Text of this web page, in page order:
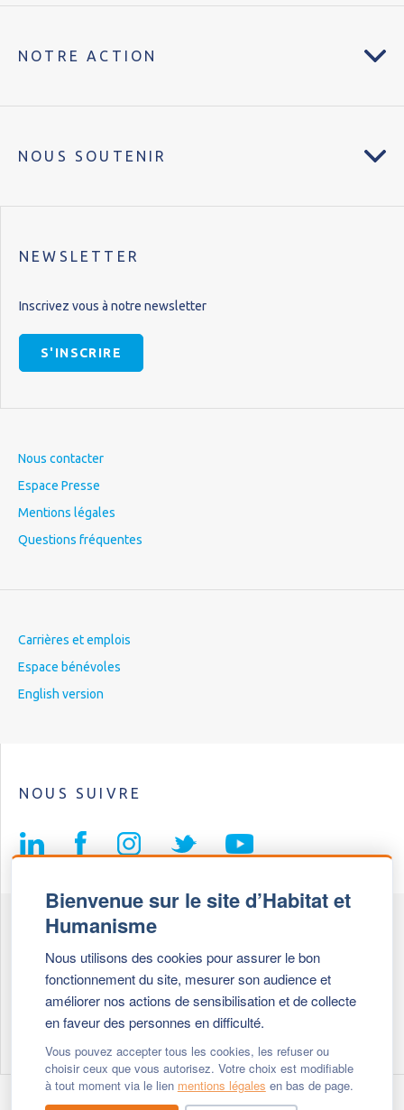
Bienvenue sur le site d’Habitat et
Humanisme
Nous utilisons des cookies pour assurer le bon
fonctionnement du site, mesurer son audience et
améliorer nos actions de sensibilisation et de collecte
en faveur des personnes en difficulté.
Vous pouvez accepter tous les cookies, les refuser ou
choisir ceux que vous autorisez. Votre choix est modifiable
à tout moment via le lien mentions légales en bas de page.
NOTRE ACTION
NOUS SOUTENIR
NEWSLETTER
Inscrivez vous à notre newsletter
S'INSCRIRE
Nous contacter
Espace Presse
Mentions légales
Questions fréquentes
Carrières et emplois
Espace bénévoles
English version
NOUS SUIVRE
69647 Caluire et Cuire cedex
+ 33 (0)4 72 27 42 58